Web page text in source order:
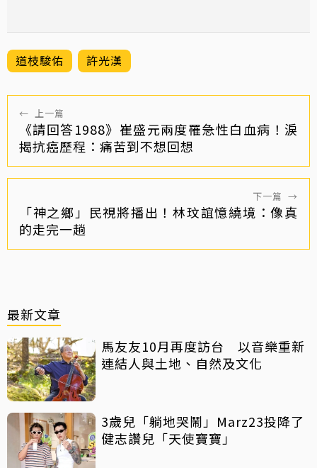
道枝駿佑 許光漢
← 上一篇
《請回答1988》崔盛元兩度罹急性白血病！淚
揭抗癌歷程：痛苦到不想回想
下一篇 →
「神之鄉」民視將播出！林玟誼憶繞境：像真
的走完一趟
最新文章
馬友友10月再度訪台 以音樂重新
連結人與土地、自然及文化
3歲兒「躺地哭鬧」Marz23投降了
健志讚兒「天使寶寶」